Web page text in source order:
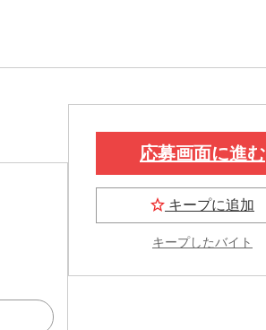
応募画面に進む
キープに追加
キープしたバイト